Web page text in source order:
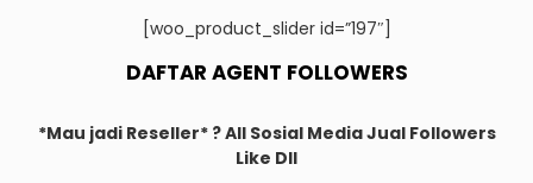
[woo_product_slider id=”197″]
DAFTAR AGENT FOLLOWERS
*Mau jadi Reseller* ? All Sosial Media Jual Followers
Like Dll